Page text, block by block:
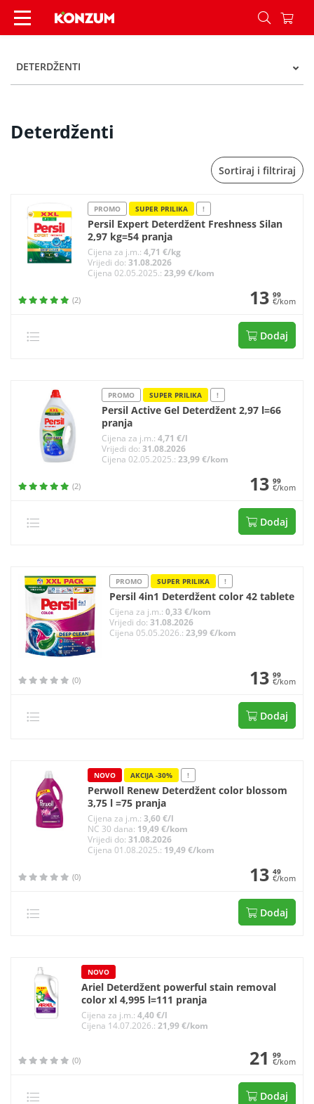
Deterdženti - Kategorije - Konzum
DETERDŽENTI
Deterdženti
Sortiraj i filtriraj
PROMO SUPER PRILIKA !
Persil Expert Deterdžent Freshness Silan
2,97 kg=54 pranja
Cijena za j.m.: 4,71 €/kg
Vrijedi do: 31.08.2026
Cijena 02.05.2025.: 23,99 €/kom
(2) 13 99
€/kom
Dodaj
PROMO SUPER PRILIKA !
Persil Active Gel Deterdžent 2,97 l=66
pranja
Cijena za j.m.:4,71 €/l
Vrijedi do:31.08.2026
Cijena 02.05.2025.:23,99 €/kom
(2) 13 99
€/kom
Dodaj
PROMO SUPER PRILIKA !
Persil 4in1 Deterdžent color 42 tablete
Cijena za j.m.: 0,33 €/kom
Vrijedi do: 31.08.2026
Cijena 05.05.2026.: 23,99 €/kom
(0) 13 99
€/kom
Dodaj
NOVO AKCIJA -30% !
Perwoll Renew Deterdžent color blossom
3,75 l =75 pranja
Cijena za j.m.: 3,60 €/l
NC 30 dana: 19,49 €/kom
Vrijedi do: 31.08.2026
Cijena 01.08.2025.: 19,49 €/kom
(0) 13 49
€/kom
Dodaj
NOVO
Ariel Deterdžent powerful stain removal
color xl 4,995 l=111 pranja
Cijena za j.m.: 4,40 €/l
Cijena 14.07.2026.: 21,99 €/kom
(0) 21 99
€/kom
Dodaj